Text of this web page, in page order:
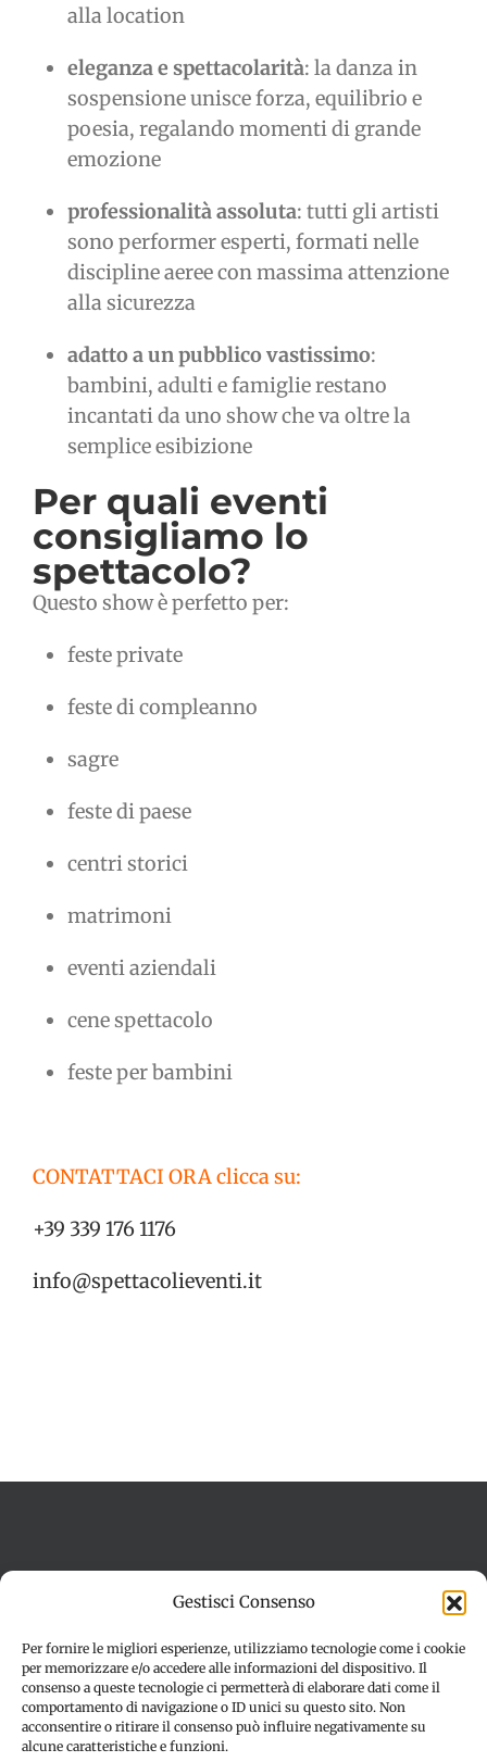
Gestisci Consenso
Per fornire le migliori esperienze, utilizziamo tecnologie come i cookie
per memorizzare e/o accedere alle informazioni del dispositivo. Il
consenso a queste tecnologie ci permetterà di elaborare dati come il
comportamento di navigazione o ID unici su questo sito. Non
acconsentire o ritirare il consenso può influire negativamente su
alcune caratteristiche e funzioni.
alla location
eleganza e spettacolarità: la danza in
sospensione unisce forza, equilibrio e
poesia, regalando momenti di grande
emozione
professionalità assoluta: tutti gli artisti
sono performer esperti, formati nelle
discipline aeree con massima attenzione
alla sicurezza
adatto a un pubblico vastissimo:
bambini, adulti e famiglie restano
incantati da uno show che va oltre la
semplice esibizione
Per quali eventi
consigliamo lo
spettacolo?
Questo show è perfetto per:
feste private
feste di compleanno
sagre
feste di paese
centri storici
matrimoni
eventi aziendali
cene spettacolo
feste per bambini
CONTATTACI ORA clicca su:
+39 339 176 1176
info@spettacolieventi.it
Disconoscimento